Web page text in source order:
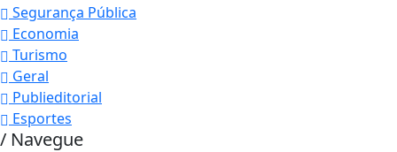
Segurança Pública
Economia
Turismo
Geral
Publieditorial
Esportes
/ Navegue